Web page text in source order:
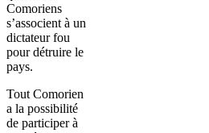
Comoriens
s’associent à un
dictateur fou
pour détruire le
pays.
Tout Comorien
a la possibilité
de participer à